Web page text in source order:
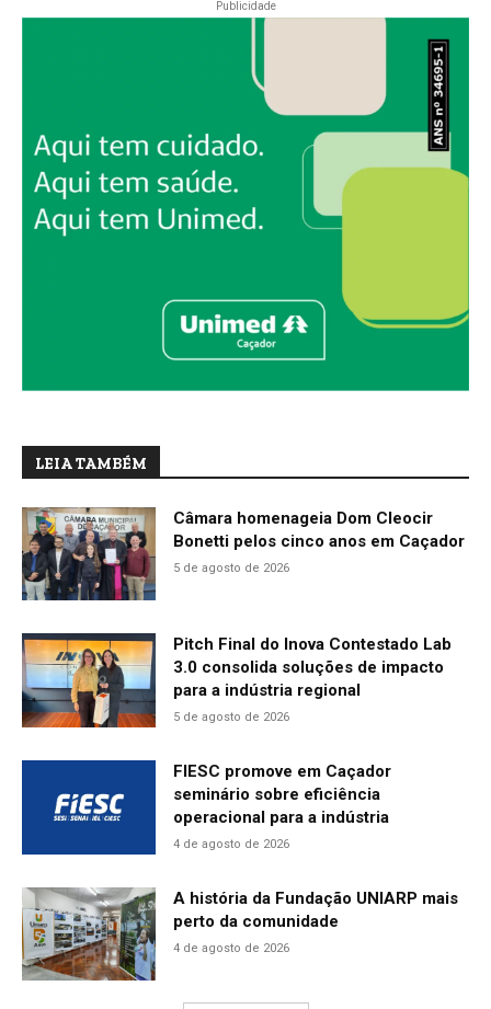
Publicidade
LEIA TAMBÉM
Câmara homenageia Dom Cleocir
Bonetti pelos cinco anos em Caçador
5 de agosto de 2026
Pitch Final do Inova Contestado Lab
3.0 consolida soluções de impacto
para a indústria regional
5 de agosto de 2026
FIESC promove em Caçador
seminário sobre eficiência
operacional para a indústria
4 de agosto de 2026
A história da Fundação UNIARP mais
perto da comunidade
4 de agosto de 2026